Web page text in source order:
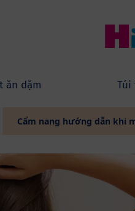
ăn dặm Túi
Cẩm nang hướng dẫn khi